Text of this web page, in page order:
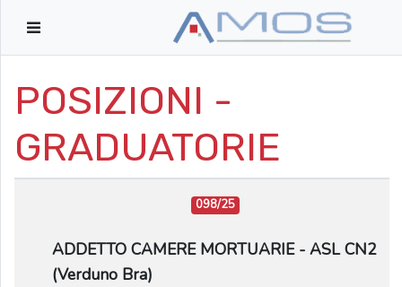
POSIZIONI -
GRADUATORIE
098/25
ADDETTO CAMERE MORTUARIE - ASL CN2
(Verduno Bra)